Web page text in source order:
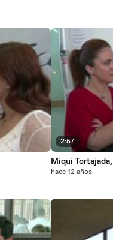
2:57
Miqui
hace 12 años